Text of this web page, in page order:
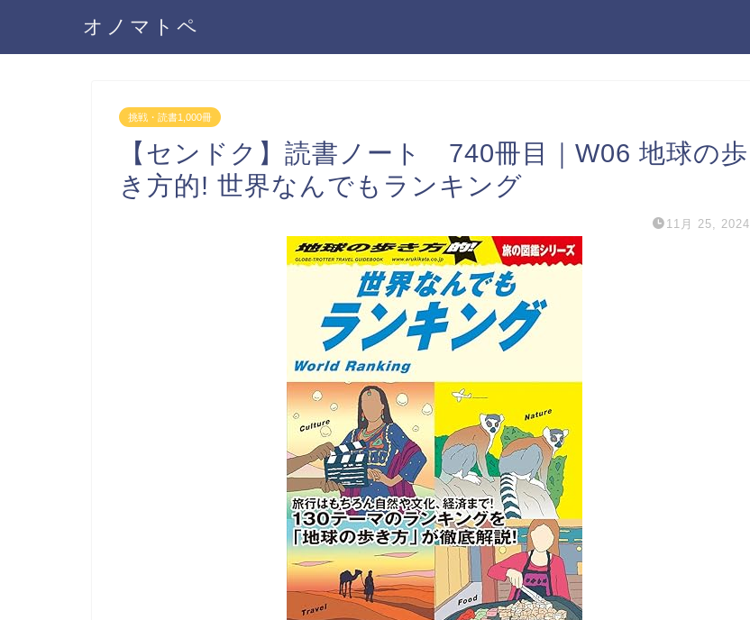
オノマトペ
挑戦・読書1,000冊
【センドク】読書ノート 740冊目｜W06 地球の歩
き方的! 世界なんでもランキング
11月 25, 2024